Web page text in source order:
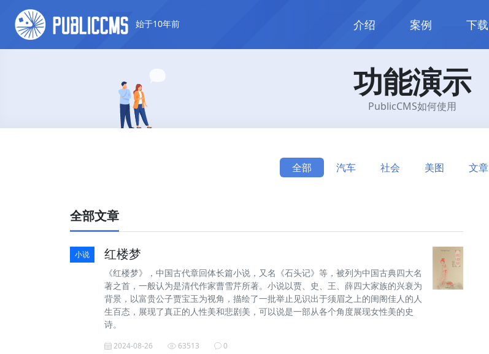
始于10年前 介绍 案例 下载
功能演示
PublicCMS如何使用
全部 汽车 社会 美图 文章
全部文章
小说 红楼梦
《红楼梦》，中国古代章回体长篇小说，又名《石头记》等，被列为中国古典四大名
著之首，一般认为是清代作家曹雪芹所著。小说以贾、史、王、薛四大家族的兴衰为
背景，以富贵公子贾宝玉为视角，描绘了一批举止见识出于须眉之上的闺阁佳人的人
生百态，展现了真正的人性美和悲剧美，可以说是一部从各个角度展现女性美的史
诗。
2024-08-26 63513 0